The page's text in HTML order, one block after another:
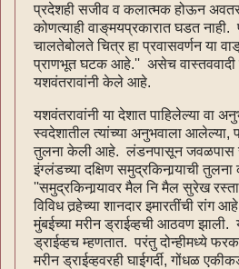
प्रदेशही सजीव व कलात्मक होऊन
कोणत्याही वाङ्‌मयप्रकारात घडत नाही.
चालतेबोलते चित्र हा प्रवासवर्णन या
प्राणभूत घटक आहे.'' असेच
यशवंतरावांनी केले आहे.
यशवंतरावांनी या देशात पाहिलेल्या वा
स्वदेशातील त्यांच्या अनुभवाला आलेल्या,
तुलना केली आहे. लंडनपासून जवळपास
इंग्लंडच्या दक्षिण समुद्रकिनार्‍याची तुलना
''समुद्रकिनार्‍यावर मैल नि मैल सुरेख
विविध तर्‍हेच्या शानदार इमारतींची रांग
मुंबईच्या मरीन ड्राईव्हची आठवण झाली.
ड्राईव्हच म्हणतात. परंतु दोन्हीमध्ये
मरीन ड्राईव्हवरही घाईगर्दी, गोंधळ